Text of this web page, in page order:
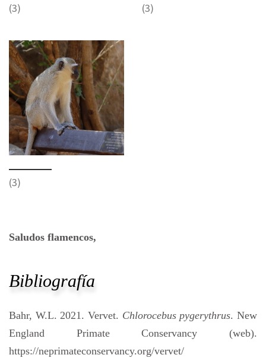
(3) (3)
(3)
Saludos flamencos,
Bibliografía
Bahr, W.L. 2021. Vervet. Chlorocebus pygerythrus. New
England Primate Conservancy (web).
https://neprimateconservancy.org/vervet/